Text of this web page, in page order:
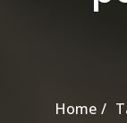
Home